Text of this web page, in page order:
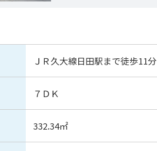
ＪＲ久大線日田駅まで徒歩11分
７ＤＫ
332.34㎡